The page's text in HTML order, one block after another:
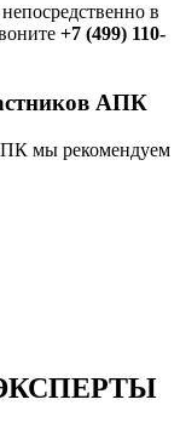
в
+7 (499) 110-
АПК
мы рекомендуем
ЭКСПЕРТЫ